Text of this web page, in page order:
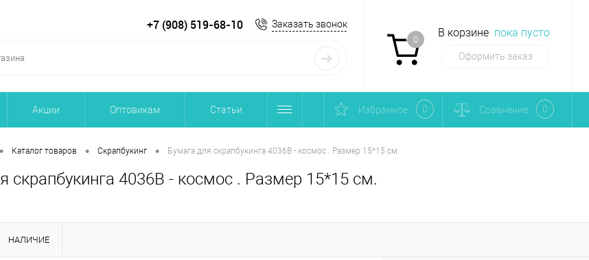
+7 (908) 519-68-10 Заказать звонок
0
В корзине пока пусто
Оформить заказ
Акции Оптовикам Статьи Избранное 0 Сравнение 0
• Каталог товаров • Скрапбукинг • Бумага для скрапбукинга 4036В - космос . Размер 15*15 см.
скрапбукинга 4036В - космос . Размер 15*15 см.
НАЛИЧИЕ